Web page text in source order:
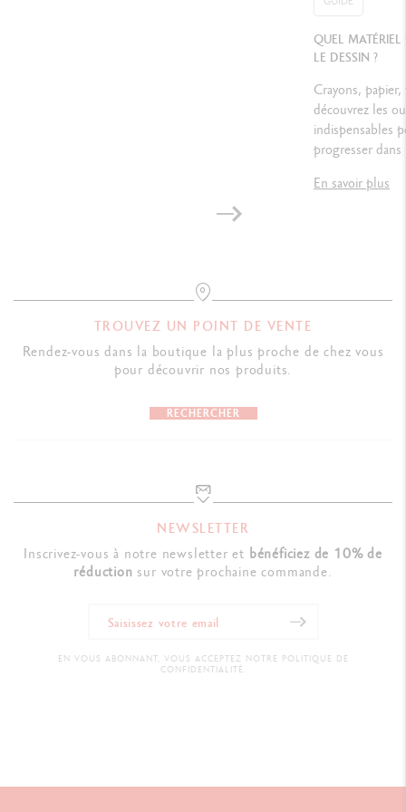
QUEL
LE DESSIN ?
Crayons,
découvrez les
indispensables
progresser
En savoir plus
TROUVEZ UN POINT DE VENTE
Rendez-vous dans la boutique la plus proche de chez vous
pour découvrir nos produits.
RECHERCHER
NEWSLETTER
Inscrivez-vous à notre newsletter et bénéficiez de 10% de
réduction sur votre prochaine commande.
EN VOUS ABONNANT, VOUS ACCEPTEZ NOTRE POLITIQUE DE
CONFIDENTIALITÉ.